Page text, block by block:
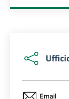
Email